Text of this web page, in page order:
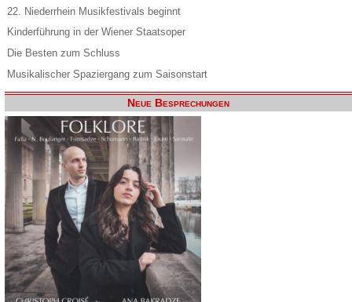
22. Niederrhein Musikfestivals beginnt
Kinderführung in der Wiener Staatsoper
Die Besten zum Schluss
Musikalischer Spaziergang zum Saisonstart
Neue Besprechungen